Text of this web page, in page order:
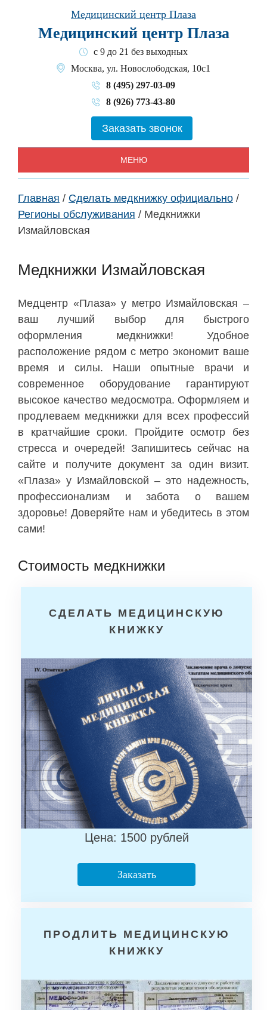
Медицинский центр Плаза
Медицинский центр Плаза
с 9 до 21 без выходных
Москва, ул. Новослободская, 10с1
8 (495) 297-03-09
8 (926) 773-43-80
Заказать звонок
МЕНЮ
Главная / Сделать медкнижку официально /
Регионы обслуживания / Медкнижки
Измайловская
Медкнижки Измайловская
Медцентр «Плаза» у метро Измайловская –
ваш лучший выбор для быстрого
оформления медкнижки! Удобное
расположение рядом с метро экономит ваше
время и силы. Наши опытные врачи и
современное оборудование гарантируют
высокое качество медосмотра. Оформляем и
продлеваем медкнижки для всех профессий
в кратчайшие сроки. Пройдите осмотр без
стресса и очередей! Запишитесь сейчас на
сайте и получите документ за один визит.
«Плаза» у Измайловской – это надежность,
профессионализм и забота о вашем
здоровье! Доверяйте нам и убедитесь в этом
сами!
Стоимость медкнижки
СДЕЛАТЬ МЕДИЦИНСКУЮ
КНИЖКУ
Цена: 1500 рублей
Заказать
ПРОДЛИТЬ МЕДИЦИНСКУЮ
КНИЖКУ